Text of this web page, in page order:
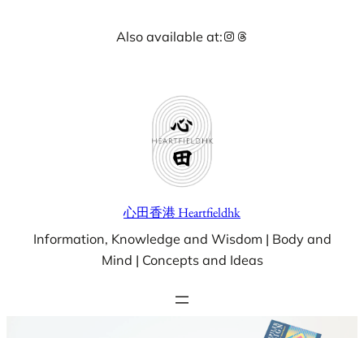
Also available at:Instagram
Threads
心田香港 Heartfieldhk
Information, Knowledge and Wisdom | Body and
Mind | Concepts and Ideas